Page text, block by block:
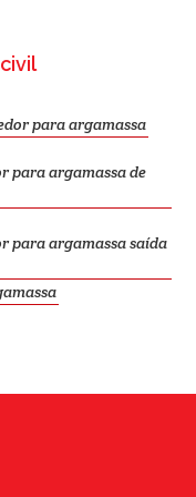
para argamassa
para argamassa de
para argamassa saída